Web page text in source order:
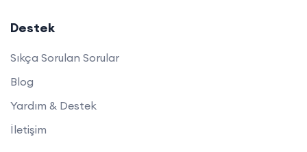
Destek
Sıkça Sorulan Sorular
Blog
Yardım & Destek
İletişim